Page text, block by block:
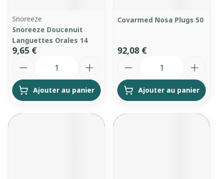
Snoreeze
Snoreeze Doucenuit
Languettes Orales 14
9,65 €
Ajouter au panier
Covarmed Nosa Plugs 50
92,08 €
Ajouter au panier